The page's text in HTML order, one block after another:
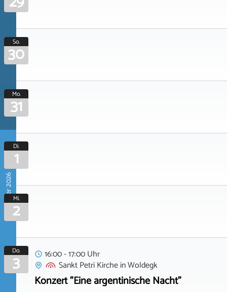
So.
30
Mo.
31
September 2026
Di.
1
Mi.
2
Do.
3
16:00 - 17:00 Uhr
Sankt Petri KircheinWoldegk
Konzert "Eine argentinische Nacht"